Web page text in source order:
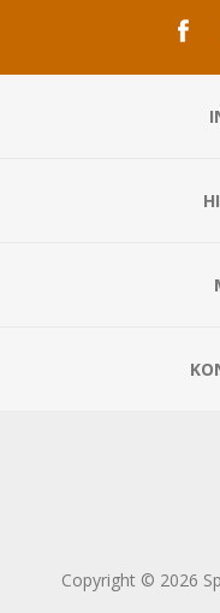
Copyright © 2026